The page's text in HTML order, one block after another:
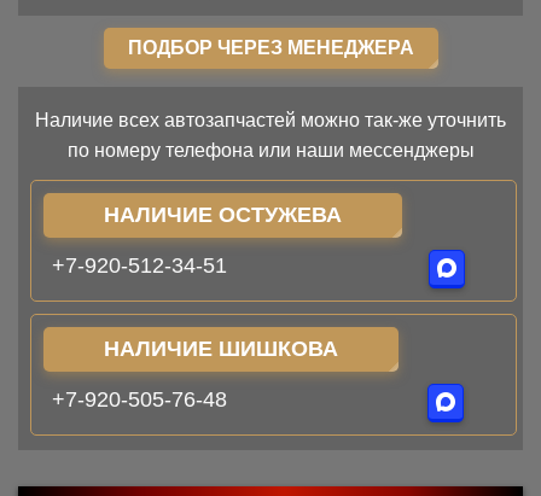
ПОДБОР ЧЕРЕЗ МЕНЕДЖЕРА
Наличие всех автозапчастей можно так-же уточнить
по номеру телефона или наши мессенджеры
НАЛИЧИЕ ОСТУЖЕВА
+7-920-512-34-51
НАЛИЧИЕ ШИШКОВА
+7-920-505-76-48